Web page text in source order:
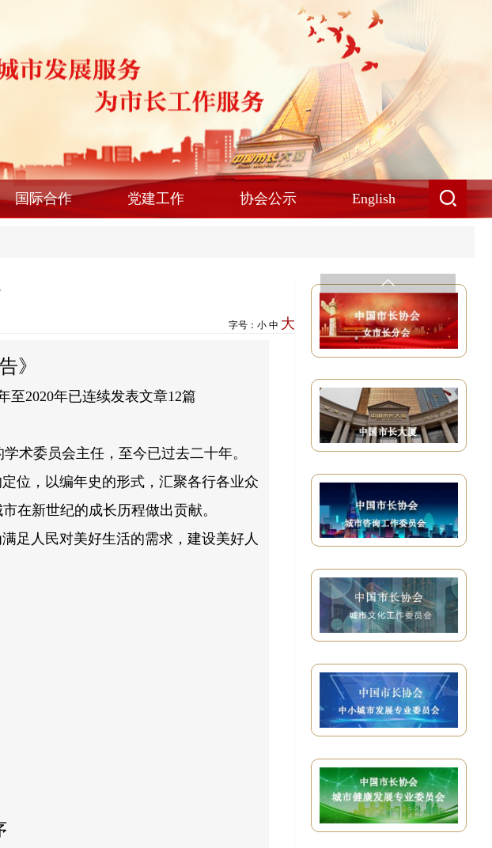
国际合作 党建工作 协会公示 English
字号：小 中 大
》
至2020年已连续发表文章12篇
术委员会主任，至今已过去二十年。
位，以编年史的形式，汇聚各行各业众
在新世纪的成长历程做出贡献。
足人民对美好生活的需求，建设美好人